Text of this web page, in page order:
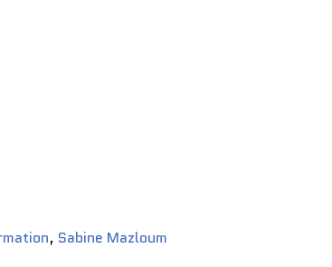
, Sabine Mazloum